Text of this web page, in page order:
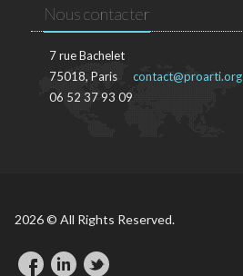
Nous contacter
7 rue Bachelet
75018, Paris
06 52 37 93 09
contact@proarti.org
2026 © All Rights Reserved.